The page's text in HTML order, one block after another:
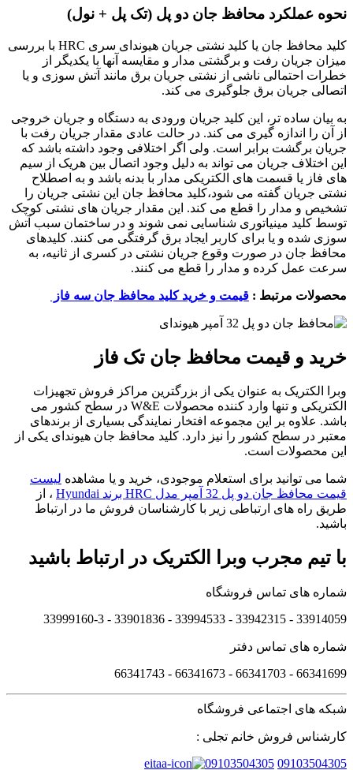
نحوه عملکرد محافظ جان دو پل (تک پل + نول)
کلید محافظ جان یا کلید نشتی جریان هیوندای سری HRC با بررسی
میزان جریان رفت و برگشتی مدار و مقایسه آنها با یکدیگر از
خطرات احتمالی ناشی از نشتی جریان برق مانند آتش سوزی و یا
اتصالی جریان برق جلوگیری می کند.
به بیان ساده تر، این کلید جریان ورودی به دستگاه و جریان خروجی
از آن را اندازه گیری می کند. در حالت عادی مقدار جریان رفت با
جریان برگشت برابر است. ولی اگر اختلافی وجود داشته باشد که
این اختلاف جریان می تواند به دلیل وجود اتصال بین هریک از سیم
های فاز یا قسمت های الکتریکی مدار با بدنه باشد و به اصطلاح
نشتی جریان گفته می شود،کلید محافظ جان این نشتی جریان را
تشخیص و مدار را قطع می کند. این مقدار جریان های نشتی کوچک
توسط کلید مینیاتوری شناسایی نمی شوند و در ساختمان سبب آتش
سوزی شده و یا برای کاربر ایجاد برق گرفتگی می کنند. کلیدهای
محافظ جان در صورت وقوع جریان نشتی در کسری از ثانیه، به
سرعت عمل کرده و مدار را قطع می کنند.
محصولات مرتبط : قیمت و خرید کلید محافظ جان سه فاز
خرید و قیمت محافظ جان تک فاز
وبرا الکتریک به عنوان یکی از بزرگترین مراکز فروش تجهیزات
الکتریکی و تنها وارد کننده محصولات W&E در سطح کشور می
باشد. علاوه بر این مجموعه افتخار نمایندگی بسیاری از برندهای
معتبر در سطح کشور را نیز دارد. کلید محافظ جان هیوندای یکی از
این محصولات است.
شما می توانید برای استعلام موجودی، خرید و یا مشاهده لیست
قیمت محافظ جان دو پل 32 آمپر مدل HRC برند Hyundai
، از
طریق راه های ارتباطی زیر با کارشناسان فروش ما در ارتباط
باشید.
با تیم مجرب وبرا الکتریک در ارتباط باشید
شماره های تماس فروشگاه
33914059 - 33942315 - 33994533 - 33901836 - 33999160-3 ​
شماره های تماس دفتر
66341699 - 66341703 - 66341673 - 66341743
شبکه های اجتماعی فروشگاه
کارشناس فروش خانم تجلی :
09103504305
09103504305